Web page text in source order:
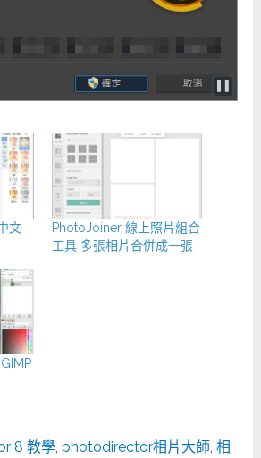
文
PhotoJoiner 線上照片組合
工具 多張相片合併成一張
8 教學 ,photodirector相片大師 ,相